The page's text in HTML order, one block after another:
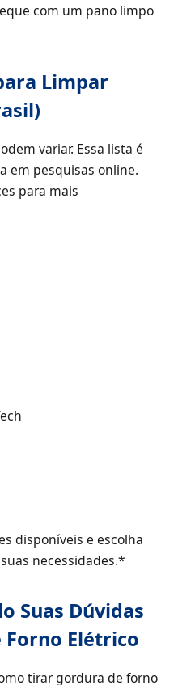
com um pano limpo
Limpar
variar. Essa lista é
em pesquisas online.
para mais
disponíveis e escolha
necessidades.*
Suas Dúvidas
Forno Elétrico
tirar gordura de forno